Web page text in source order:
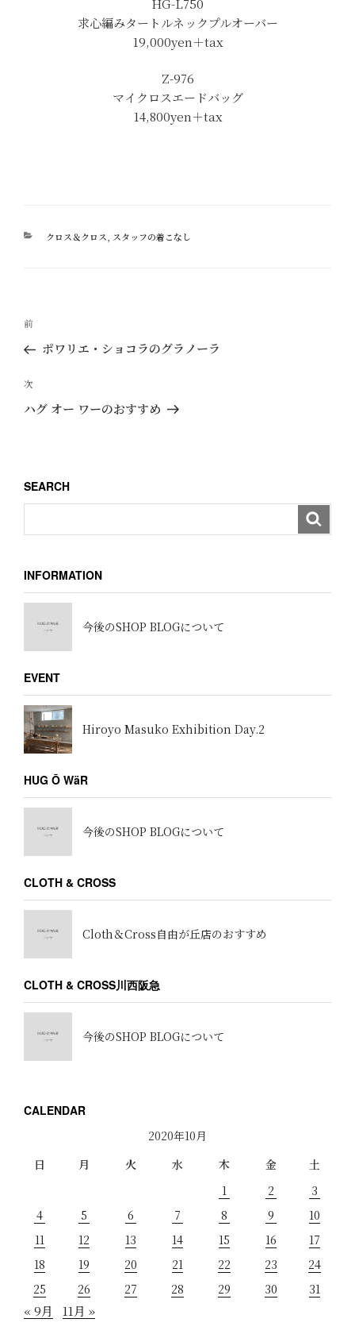
HG-L750
求心編みタートルネックプルオーバー
19,000yen＋tax
Z-976
マイクロスエードバッグ
14,800yen＋tax
カ
クロス＆クロス, スタッフの着こなし
投
ナ
ビ
ゲ
ン
過
去
投
前
ポワリエ・ショコラのグラノーラ
次
の
次
ハグ オー ワーのおすすめ
SEARCH
INFORMATION
今後のSHOP BLOGについて
EVENT
Hiroyo Masuko Exhibition Day.2
HUG Ō WäR
今後のSHOP BLOGについて
CLOTH & CROSS
Cloth＆Cross自由が丘店のおすすめ
CLOTH & CROSS川西阪急
今後のSHOP BLOGについて
CALENDAR
2020年10月
日
月 火 水 木 金
土
1
2
3
4
5 6 7 8 9
10
11
12 13 14 15 16
17
18
19 20 21 22 23
24
25
26 27 28 29 30 31
« 9月 11月 »